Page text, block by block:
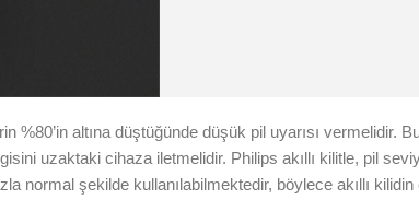
altına düştüğünde düşük pil uyarısı vermelidir.
uzaktaki cihaza iletmelidir. Philips akıllı kilitle, pil
normal şekilde kullanılabilmektedir, böylece akıllı kilidin